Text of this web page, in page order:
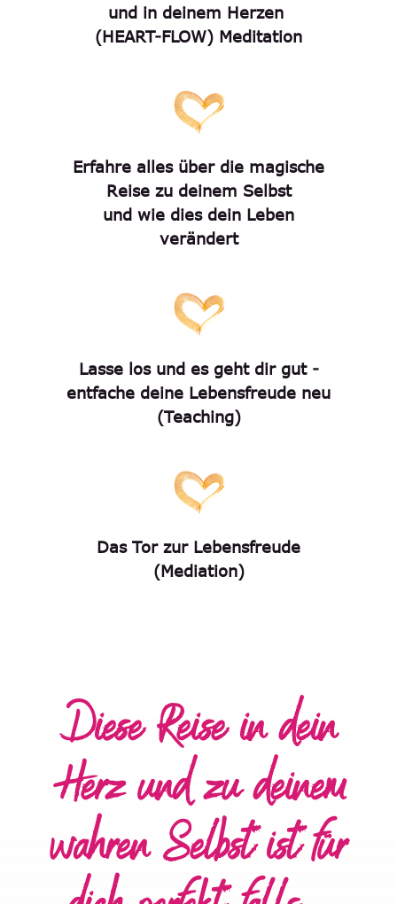
und in deinem Herzen
(HEART-FLOW) Meditation
Erfahre alles über die magische
Reise zu deinem Selbst
und wie dies dein Leben
verändert
Lasse los und es geht dir gut -
entfache deine Lebensfreude neu
(Teaching)
Das Tor zur Lebensfreude
(Mediation)
Diese Reise in dein
Herz und zu deinem
wahren Selbst ist für